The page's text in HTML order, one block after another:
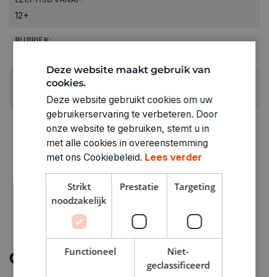
12+
RUBRIEK:
GEWICHT
0.203kg
ARTIKELNUMMER
3280341
Ontdek meer
Deze website maakt gebruik van
cookies.
Deze website gebruikt cookies om uw
gebruikerservaring te verbeteren. Door
onze website te gebruiken, stemt u in
met alle cookies in overeenstemming
met ons Cookiebeleid. Lees verder
Strikt
noodzakelijk
Prestatie Targeting
Functioneel
Niet-
geclassificeerd